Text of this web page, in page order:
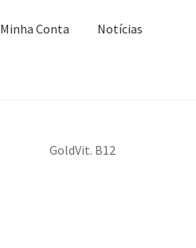
Minha Conta Notícias
GoldVit. B12